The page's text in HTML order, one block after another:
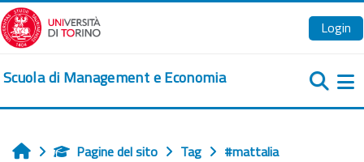
Vai al contenuto principale
Login
Scuola di Management e Economia
HomePagine del sito Tag #mattalia